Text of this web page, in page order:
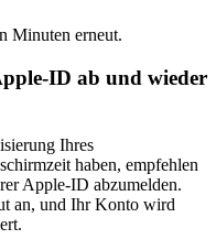
Minuten erneut.
ID ab und wieder
Ihres
haben, empfehlen
Apple-ID abzumelden.
an, und Ihr Konto wird